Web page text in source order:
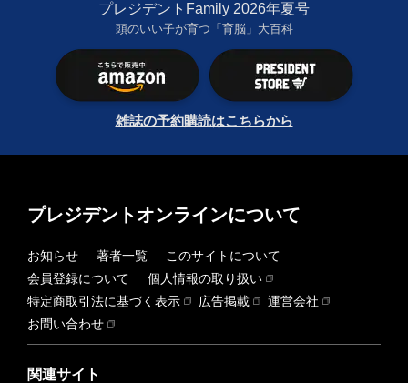
プレジデントFamily 2026年夏号
頭のいい子が育つ「育脳」大百科
雑誌の予約購読はこちらから
プレジデントオンラインについて
お知らせ 著者一覧
このサイトについて
会員登録について
個人情報の取り扱い
特定商取引法に基づく表示
広告掲載
運営会社
お問い合わせ
関連サイト